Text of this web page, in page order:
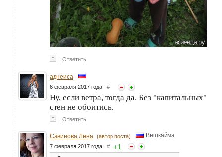
↑ Ответить
аднеиса
6 февраля 2017 года #
Ну, если ветра, тогда да. Без "капитальных"
стен не обойтись.
↑ Ответить
Савинова Лена (автор поста) Вешкайма
7 февраля 2017 года # +1